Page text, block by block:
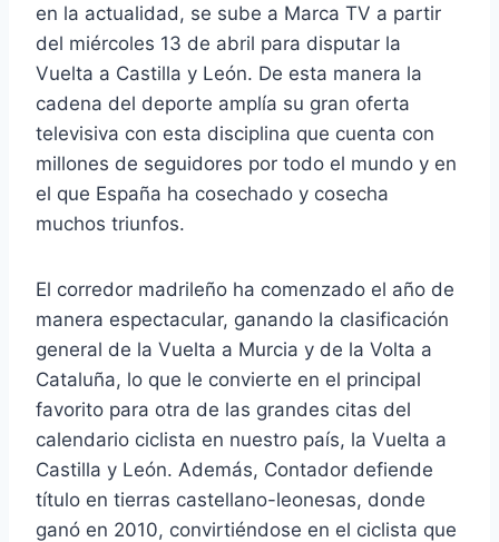
en la actualidad, se sube a Marca TV a partir
del miércoles 13 de abril para disputar la
Vuelta a Castilla y León. De esta manera la
cadena del deporte amplía su gran oferta
televisiva con esta disciplina que cuenta con
millones de seguidores por todo el mundo y en
el que España ha cosechado y cosecha
muchos triunfos.
El corredor madrileño ha comenzado el año de
manera espectacular, ganando la clasificación
general de la Vuelta a Murcia y de la Volta a
Cataluña, lo que le convierte en el principal
favorito para otra de las grandes citas del
calendario ciclista en nuestro país, la Vuelta a
Castilla y León. Además, Contador defiende
título en tierras castellano-leonesas, donde
ganó en 2010, convirtiéndose en el ciclista que